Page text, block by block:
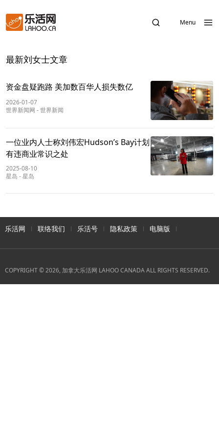
Menu
最新刘女士文章
资金盘疑跑路 美加数百华人损失数亿
2026-01-07
世界新闻网 -世界新闻
一位业内人士称刘伟宏Hudson’s Bay计划
有违商业常识之处
2025-08-10
星岛 -星岛
乐活网 联络我们 乐活号 隐私政策 电脑版
COPYRIGHT © 2026, 加拿大乐活网 LAHOO CANADA ALL RIGHTS RESERVED.